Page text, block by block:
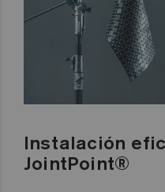
Instalación
JointPoint®